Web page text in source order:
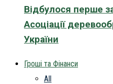
Відбулося перше
Асоціації
України
Гроші та Фінанси
All